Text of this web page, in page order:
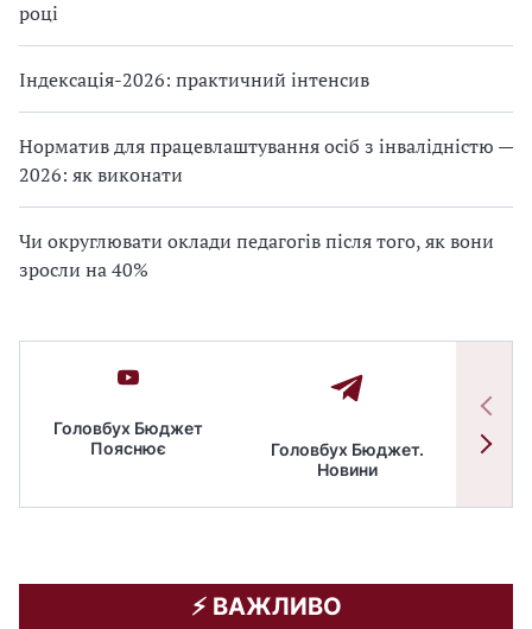
році
Індексація-2026: практичний інтенсив
Норматив для працевлаштування осіб з інвалідністю —
2026: як виконати
Чи округлювати оклади педагогів після того, як вони
зросли на 40%
Головбух Бюджет
Пояснює
Головбух Бюджет.
Новини
⚡️ ВАЖЛИВО